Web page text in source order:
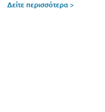
Δείτε περισσότερα >